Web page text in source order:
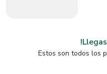
Estos son todos los